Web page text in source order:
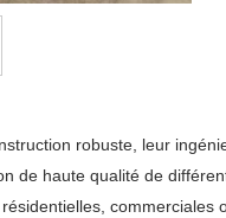
robuste, leur
de haute qualité de
commerciales